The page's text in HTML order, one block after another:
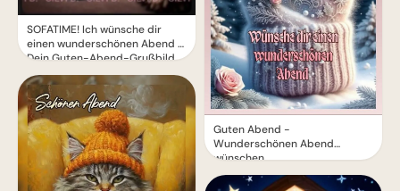
SOFATIME! Ich wünsche dir
einen wunderschönen Abend –
Dein Guten-Abend-Grußbild
Guten Abend -
Wunderschönen Abend
wünschen